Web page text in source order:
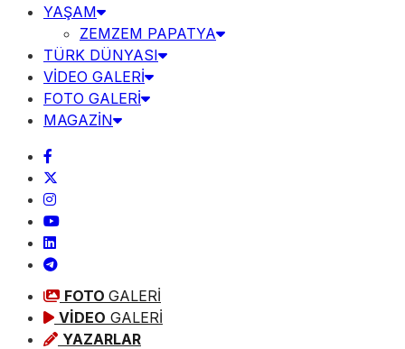
YAŞAM
ZEMZEM PAPATYA
TÜRK DÜNYASI
VİDEO GALERİ
FOTO GALERİ
MAGAZİN
FOTO GALERİ
VİDEO GALERİ
YAZARLAR